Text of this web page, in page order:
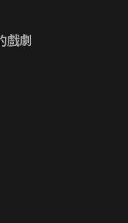
戲劇